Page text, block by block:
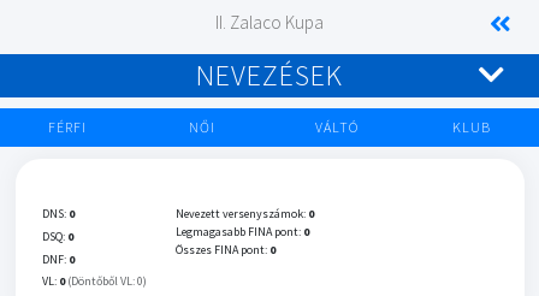
II. Zalaco Kupa
NEVEZÉSEK
FÉRFI NŐI VÁLTÓ KLUB
DNS: 0
DSQ: 0
DNF: 0
VL: 0 (Döntőből VL: 0)
Nevezett versenyszámok: 0
Legmagasabb FINA pont: 0
Összes FINA pont: 0